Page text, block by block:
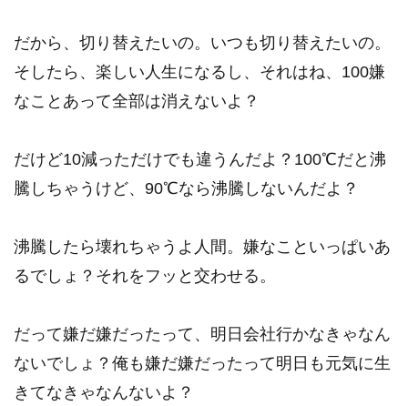
だから、切り替えたいの。いつも切り替えたいの。
そしたら、楽しい人生になるし、それはね、100嫌
なことあって全部は消えないよ？
だけど10減っただけでも違うんだよ？100℃だと沸
騰しちゃうけど、90℃なら沸騰しないんだよ？
沸騰したら壊れちゃうよ人間。嫌なこといっぱいあ
るでしょ？それをフッと交わせる。
だって嫌だ嫌だったって、明日会社行かなきゃなん
ないでしょ？俺も嫌だ嫌だったって明日も元気に生
きてなきゃなんないよ？